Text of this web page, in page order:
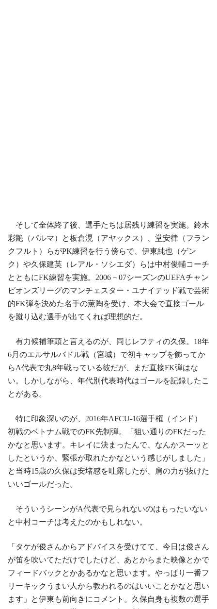
そして全体終了後、選手たちは居残り練習を実施。鈴木
彩艶（パルマ）と板倉滉（アヤックス）、堂安律（フラン
クフルト）らがPK練習を行う傍らで、伊東純也（ゲン
ク）や久保建英（レアル・ソシエダ）らは中村俊輔コーチ
とともにFK練習を実施。2006－07シーズンのUEFAチャン
ピオンズリーグのマンチェスター・ユナイテッド戦で芸術
的FK弾を決めた名手の薫陶を受け、本大会で直接ゴール
を蹴り込む選手が出てくれば理想的だ。
有力候補筆頭と言えるのが、同じレフティの久保。18年
6月のエルサルバドル戦（宮城）で初キャップを飾ってか
らA代表で丸8年戦っている彼だが、まだ直接FK弾はな
い。しかしながら、年代別代表時代はゴールを記録したこ
とがある。
特に印象深いのが、2016年AFCU-16選手権（インド）
初戦のベトナム戦でのFK先制弾。「狙い通りのFKだった
かなと思います。キレイに決まったんで、なんかスーッと
したというか、緊張が取れたかなという感じがしました」
と当時15歳の久保は安堵感を吐露したが、肩の力が抜けた
いいゴールだった。
そういうシーンがA代表で見られないのはもったいない
と中村コーチは考えたのかもしれない。
「タケが俊さんからアドバイスを受けてて、今日は俊さん
が笛を吹いてただけでしたけど、あとからまた映像とかで
フィードバックとかあるかなと思います。やっぱり一番フ
リーキックうまい人から教われるのはいいことかなと思い
ます」と伊東も前向きにコメント。久保自身も複数の選手